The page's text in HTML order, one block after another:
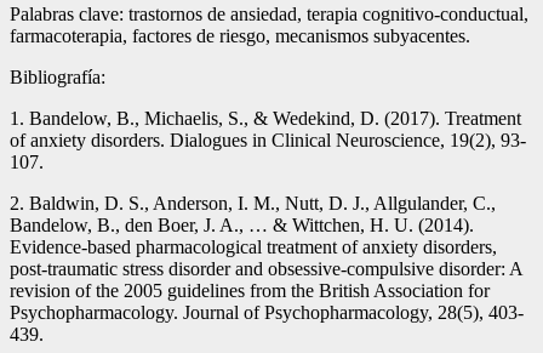
Palabras clave: trastornos de ansiedad, terapia cognitivo-conductual,
farmacoterapia, factores de riesgo, mecanismos subyacentes.
Bibliografía:
1. Bandelow, B., Michaelis, S., & Wedekind, D. (2017). Treatment
of anxiety disorders. Dialogues in Clinical Neuroscience, 19(2), 93-
107.
2. Baldwin, D. S., Anderson, I. M., Nutt, D. J., Allgulander, C.,
Bandelow, B., den Boer, J. A., … & Wittchen, H. U. (2014).
Evidence-based pharmacological treatment of anxiety disorders,
post-traumatic stress disorder and obsessive-compulsive disorder: A
revision of the 2005 guidelines from the British Association for
Psychopharmacology. Journal of Psychopharmacology, 28(5), 403-
439.